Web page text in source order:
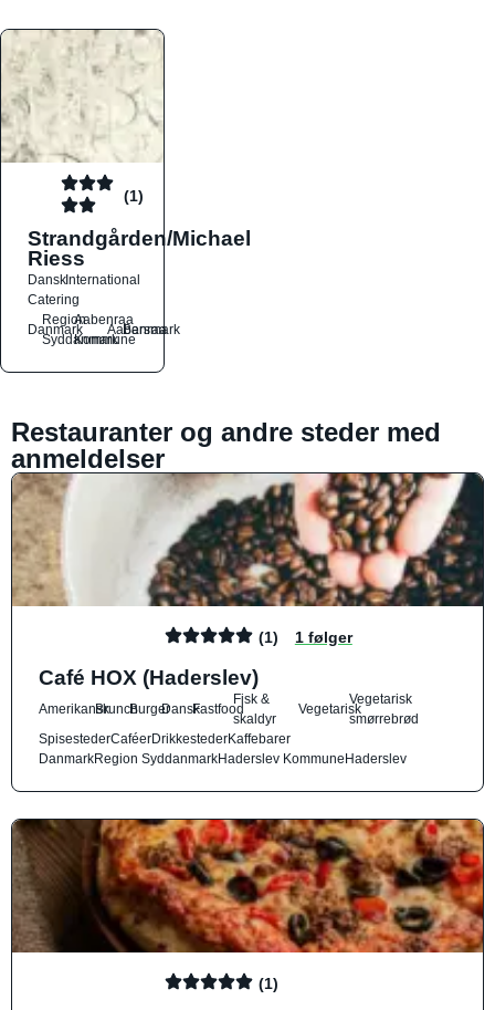
(1)
Strandgården/Michael
Riess
DanskInternational
Catering
Danmark
Region
Syddanmark
Aabenraa
Kommune
Aabenraa
Barsmark
Restauranter og andre steder med
anmeldelser
(1) 1 følger
Café HOX (Haderslev)
AmerikanskBrunchBurgerDanskFastfood
Fisk &
skaldyr
Vegetarisk
Vegetarisk
smørrebrød
SpisestederCaféerDrikkestederKaffebarer
DanmarkRegion SyddanmarkHaderslev KommuneHaderslev
(1)